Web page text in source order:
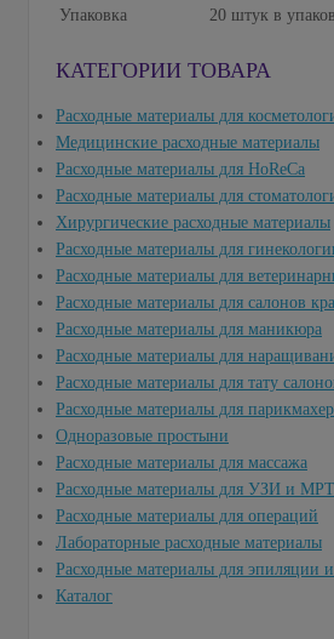
Упаковка
20 штук в
КАТЕГОРИИ ТОВАРА
Расходные материалы для
Медицинские расходные материалы
Расходные материалы для HoReCa
Расходные материалы для
Хирургические расходные материалы
Расходные материалы для
Расходные материалы для
Расходные материалы для салонов
Расходные материалы для маникюра
Расходные материалы для
Расходные материалы для тату
Расходные материалы для
Одноразовые простыни
Расходные материалы для массажа
Расходные материалы для УЗИ и МРТ
Расходные материалы для операций
Лабораторные расходные материалы
Расходные материалы для эпиляции
Каталог